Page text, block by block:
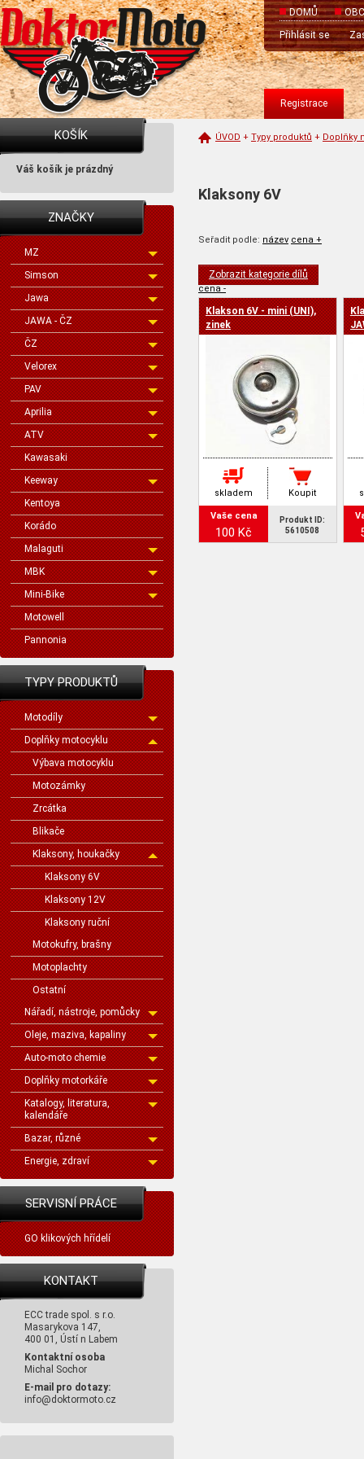
DOMŮ
Přihlásit se
Registrace
KOŠÍK
Váš košík je prázdný
ZNAČKY
MZ
Simson
Jawa
JAWA - ČZ
ČZ
Velorex
PAV
Aprilia
ATV
Kawasaki
Keeway
Kentoya
Korádo
Malaguti
MBK
Mini-Bike
Motowell
Pannonia
TYPY PRODUKTŮ
Motodíly
Doplňky motocyklu
Výbava motocyklu
Motozámky
Zrcátka
Blikače
Klaksony, houkačky
Klaksony 6V
Klaksony 12V
Klaksony ruční
Motokufry, brašny
Motoplachty
Ostatní
Nářadí, nástroje, pomůcky
Oleje, maziva, kapaliny
Auto-moto chemie
Doplňky motorkáře
Katalogy, literatura,
kalendáře
Bazar, různé
Energie, zdraví
SERVISNÍ PRÁCE
GO klikových hřídelí
KONTAKT
ECC trade spol. s r.o.
Masarykova 147,
400 01, Ústí n Labem
Kontaktní osoba
Michal Sochor
E-mail pro dotazy:
info@doktormoto.cz
ÚVOD + Typy produktů + Doplňky
Klaksony 6V
Seřadit podle: název cena +
cena -
Zobrazit kategorie dílů
Klakson 6V - mini (UNI),
zinek
skladem Koupit
Vaše cena
100 Kč
Produkt ID:
5610508